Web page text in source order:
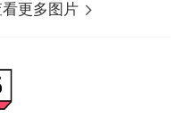
更多图片